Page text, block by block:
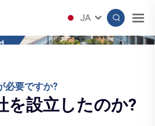
JA
必要ですか?
を設立したのか?